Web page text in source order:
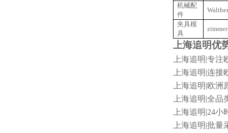
机械配
件
Walther
夹具模
具
zimmer
上海追明优
上海追明|专注
上海追明|连接
上海追明|欧洲
上海追明|全品
上海追明|24小
上海追明|批量